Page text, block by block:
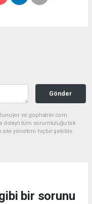
Gönder
ve gophaber.com
dolaylı tüm sorumluluğu tek
site yönetimi hiçbir şekilde
bir sorunu